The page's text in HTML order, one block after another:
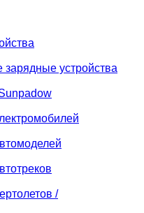
устройства
/